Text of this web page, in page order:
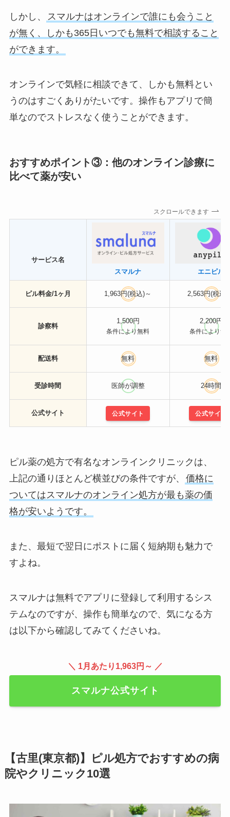
しかし、
スマルナはオンラインで誰にも会うこと
が無く、しかも365日いつでも無料で相談すること
ができます。
オンラインで気軽に相談できて、しかも無料とい
うのはすごくありがたいです。操作もアプリで簡
単なのでストレスなく使うことができます。
おすすめポイント③：他のオンライン診療に
比べて薬が安い
スクロールできます
サービス名
スマルナ
エニピル
ピル料金/1ヶ月 1,963円(税込)～ 2,563円(税込)
診察料
1,500円
条件により無料
2,200円
条件により無
配送料 無料 無料
受診時間 医師が調整 24時間
公式サイト 公式サイト 公式サイト
ピル薬の処方で有名なオンラインクリニックは、
上記の通りほとんど横並びの条件ですが、
価格に
ついてはスマルナのオンライン処方が最も薬の価
格が安いようです。
また、最短で翌日にポストに届く短納期も魅力で
すよね。
スマルナは無料でアプリに登録して利用するシス
テムなのですが、操作も簡単なので、気になる方
は以下から確認してみてくださいね。
＼ 1月あたり1,963円～ ／
スマルナ公式サイト
【古里(東京都)】ピル処方でおすすめの病
院やクリニック10選